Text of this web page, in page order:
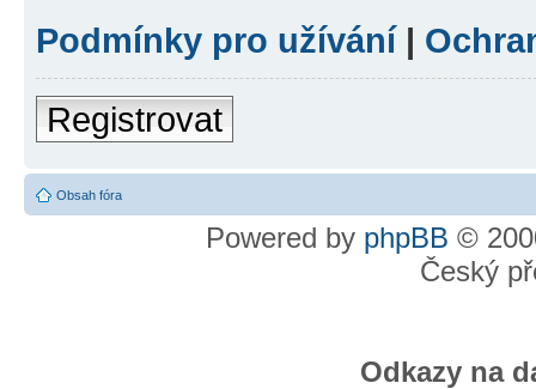
Podmínky pro užívání|
Registrovat
Obsah fóra
Powered by phpBB ©
Český
Odkazy na